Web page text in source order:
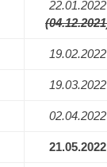
22.01.2022
19.02.2022
19.03.2022
02.04.2022
21.05.2022